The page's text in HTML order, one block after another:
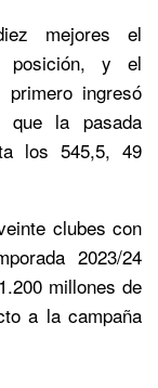
mejores el
posición, y el
ingresó
que la pasada
los 545,5, 49
clubes con
2023/24
millones de
a la campaña